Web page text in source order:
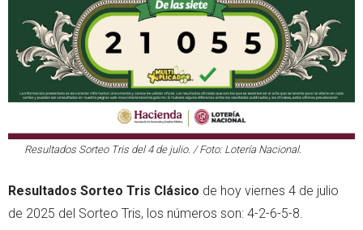
Resultados Sorteo Tris del 4 de julio. / Foto: Lotería Nacional.
Resultados Sorteo Tris Clásico de hoy viernes 4 de julio
de 2025 del Sorteo Tris, los números son: 4-2-6-5-8.